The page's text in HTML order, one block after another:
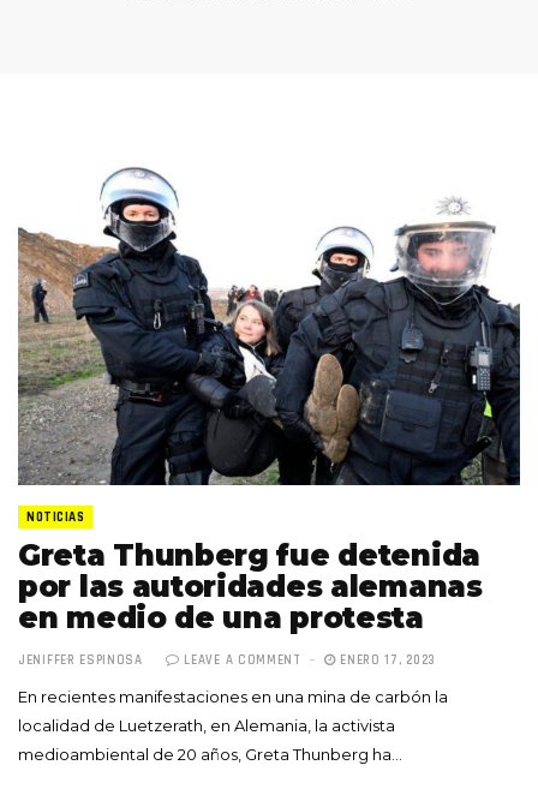
NOTICIAS
Greta Thunberg fue detenida
por las autoridades alemanas
en medio de una protesta
JENIFFER ESPINOSA LEAVE A COMMENT ENERO 17, 2023
En recientes manifestaciones en una mina de carbón la
localidad de Luetzerath, en Alemania, la activista
medioambiental de 20 años, Greta Thunberg ha…